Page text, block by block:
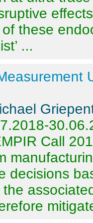
these
...
Call
decisions